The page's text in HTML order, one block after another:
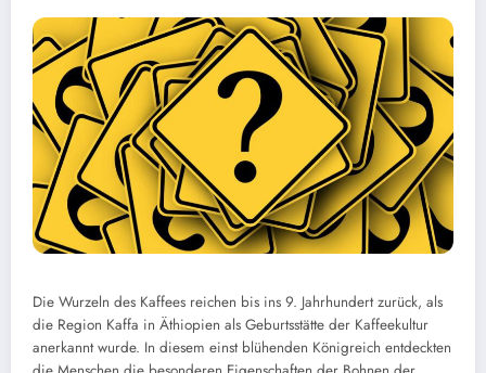
Die Wurzeln des Kaffees reichen bis ins 9. Jahrhundert zurück, als
die Region Kaffa in Äthiopien als Geburtsstätte der Kaffeekultur
anerkannt wurde. In diesem einst blühenden Königreich entdeckten